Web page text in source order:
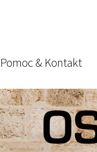
Pomoc & Kontakt